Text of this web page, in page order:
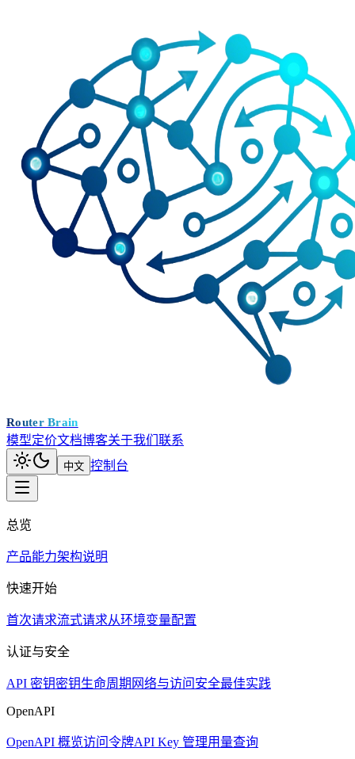
Router Brain
模型定价文档博客关于我们 联系
中文 控制台
总览
产品能力架构说明
快速开始
首次请求流式请求从环境变量配置
认证与安全
API 密钥密钥生命周期 网络与访问 安全最佳实践
OpenAPI
OpenAPI 概览访问令牌API Key 管理用量查询